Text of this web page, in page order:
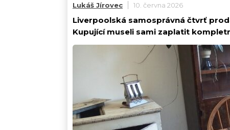
Lukáš Jírovec 10. června 2026
Liverpoolská samosprávná čtvrť
Kupující museli sami zaplatit